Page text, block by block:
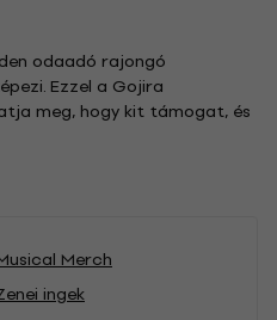
odaadó rajongó
Ezzel a Gojira
meg, hogy kit támogat, és
Merch
ingek